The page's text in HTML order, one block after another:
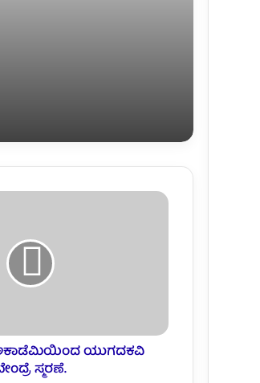
ವೈದ್ಯಕೀಯ ಚಿಕಿತ್ಸೆ ಪ್ರಯೋಜನ
ಊರಲ್ಲೇ ಸ್ವಚ್ಛತೆ ಮರೀಚಿಕೆ – ಇನ್ನೂ
ಅಕಾಡೆಮಿಯಿಂದ ಯುಗದಕವಿ
ಸ್ಮರಣೆ.